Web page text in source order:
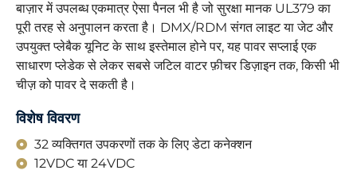
बाज़ार में उपलब्ध एकमात्र ऐसा पैनल भी है जो सुरक्षा मानक UL379 का
पूरी तरह से अनुपालन करता है। DMX/RDM संगत लाइट या जेट और
उपयुक्त प्लेबैक यूनिट के साथ इस्तेमाल होने पर, यह पावर सप्लाई एक
साधारण प्लेडेक से लेकर सबसे जटिल वाटर फ़ीचर डिज़ाइन तक, किसी भी
चीज़ को पावर दे सकती है।
विशेष विवरण
32 व्यक्तिगत उपकरणों तक के लिए डेटा कनेक्शन
12VDC या 24VDC